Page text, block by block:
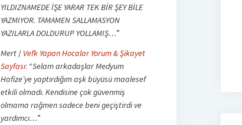
YILDIZNAMEDE İŞE YARAR TEK BİR ŞEY BİLE
YAZMIYOR. TAMAMEN SALLAMASYON
YAZILARLA DOLDURUP YOLLAMIŞ…”
Mert/ Vefk Yapan Hocalar Yorum & Şikayet
Sayfası: “Selam arkadaşlar Medyum
Hafize’ye yaptırdığım aşk büyüsü maalesef
etkili olmadı. Kendisine çok güvenmiş
olmama rağmen sadece beni geçiştirdi ve
yardımcı…”